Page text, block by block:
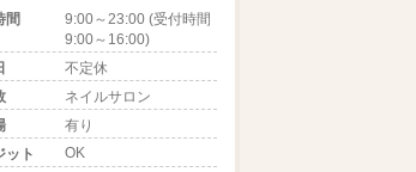
間
9:00～23:00 (受付時間
9:00～16:00)
不定休
ネイルサロン
有り
ット
OK